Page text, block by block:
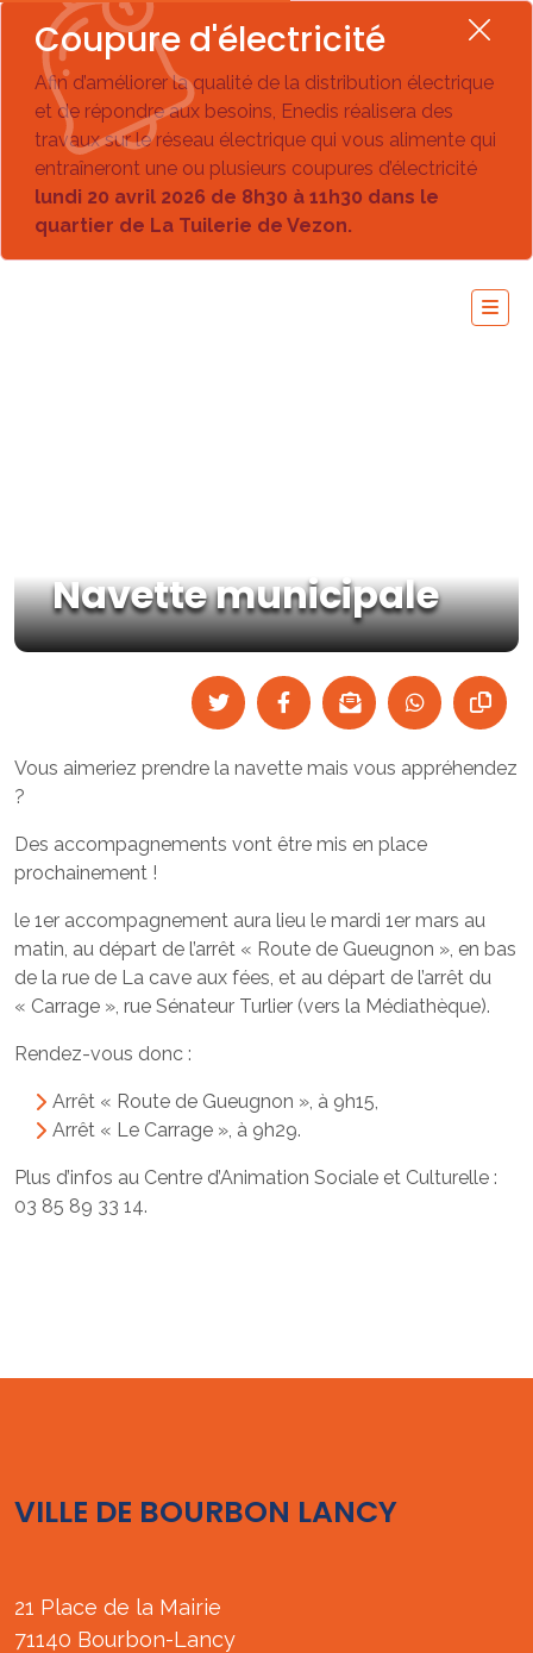
Coupure d'électricité
Afin d’améliorer la qualité de la distribution électrique
et de répondre aux besoins, Enedis réalisera des
travaux sur le réseau électrique qui vous alimente qui
entraîneront une ou plusieurs coupures d’électricité
lundi 20 avril 2026 de 8h30 à 11h30 dans le
quartier de La Tuilerie de Vezon.
Navette municipale
Vous aimeriez prendre la navette mais vous appréhendez
?
Des accompagnements vont être mis en place
prochainement !
le 1er accompagnement aura lieu le mardi 1er mars au
matin, au départ de l’arrêt « Route de Gueugnon », en bas
de la rue de La cave aux fées, et au départ de l’arrêt du
« Carrage », rue Sénateur Turlier (vers la Médiathèque).
Rendez-vous donc :
Arrêt « Route de Gueugnon », à 9h15,
Arrêt « Le Carrage », à 9h29.
Plus d’infos au Centre d’Animation Sociale et Culturelle :
03 85 89 33 14.
VILLE DE BOURBON LANCY
21 Place de la Mairie
71140 Bourbon-Lancy